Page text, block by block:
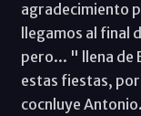
agradecimiento
llegamos al final
pero... " llena de
estas fiestas,
cocnluye Antonio.